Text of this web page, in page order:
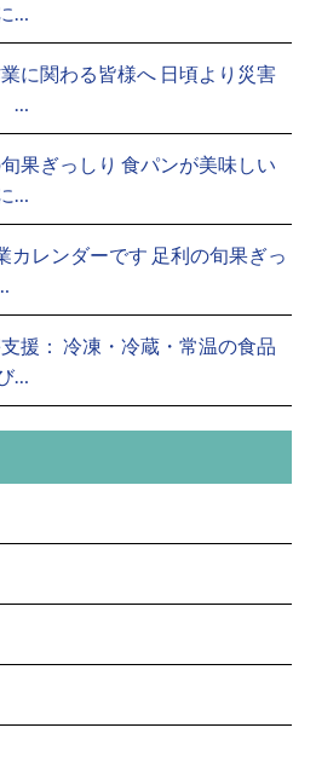
…
に関わる皆様へ 日頃より災害
…
果ぎっしり 食パンが美味しい
…
カレンダーです 足利の旬果ぎっ
援： 冷凍・冷蔵・常温の食品
…